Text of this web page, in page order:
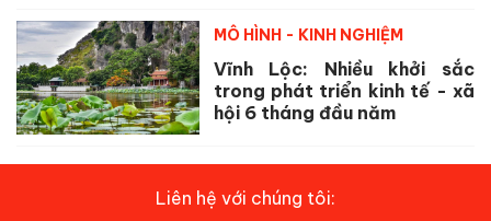
MÔ HÌNH - KINH NGHIỆM
Vĩnh Lộc: Nhiều khởi sắc
trong phát triển kinh tế - xã
hội 6 tháng đầu năm
Liên hệ với chúng tôi: